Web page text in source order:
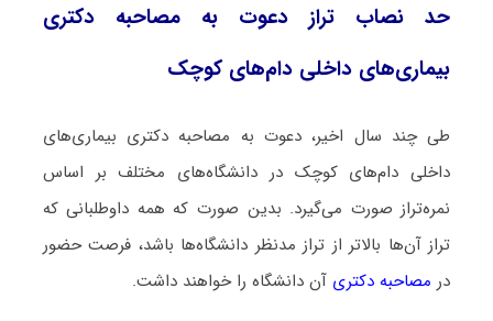
حد نصاب تراز دعوت به مصاحبه دکتری
بیماری‌های داخلی دام‌های کوچک
طی چند سال اخیر، دعوت به مصاحبه دکتری بیماری‌های
داخلی دام‌های کوچک در دانشگاه‌های مختلف بر اساس
نمره‌تراز صورت می‌گیرد. بدین صورت که همه داوطلبانی که
تراز آن‌ها بالاتر از تراز مدنظر دانشگاه‌ها باشد، فرصت حضور
در مصاحبه دکتری آن دانشگاه را خواهند داشت.